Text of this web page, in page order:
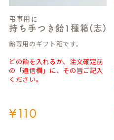
弔事用に
持ち手つき飴1種箱(志)
飴専用のギフト箱です。
どの飴を入れるか、注文確定前
の「通信欄」に、その旨ご記入
ください。
¥110